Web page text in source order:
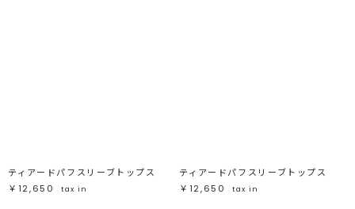
ティアードパフスリーブトップス
￥12,650
tax in
ティアードパフスリーブトップス
￥12,650
tax in